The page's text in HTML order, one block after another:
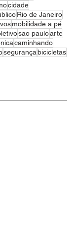
cidade
Rio de Janeiro
mobilidade a pé
sao pauloarte
caminhando
segurançabicicletas